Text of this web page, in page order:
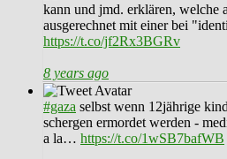
kann und jmd. erklären, welche
ausgerechnet mit einer bei
https://t.co/jf2Rx3BGRv
8 years ago
#gaza selbst wenn 12jährige
schergen ermordet werden -
a la… https://t.co/1wSB7bafWB